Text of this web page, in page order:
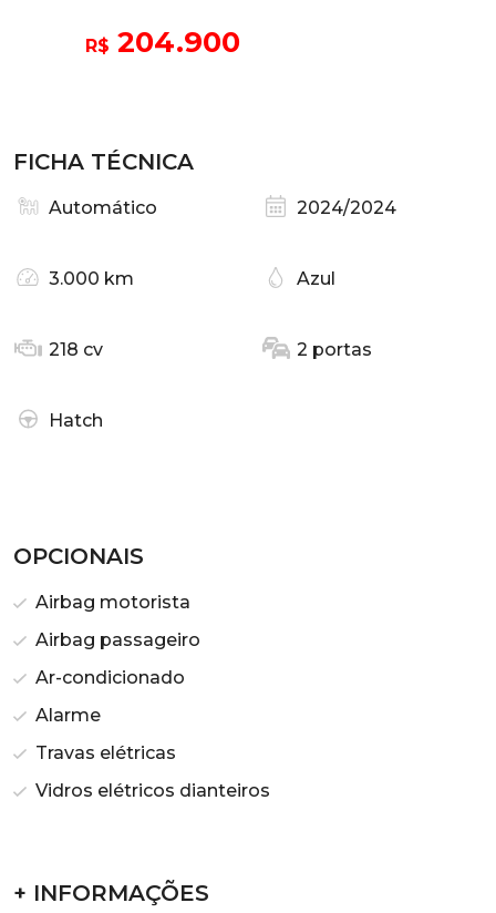
R$ 204.900
FICHA TÉCNICA
Automático 2024/2024
3.000 km Azul
218 cv 2 portas
Hatch
OPCIONAIS
Airbag motorista
Airbag passageiro
Ar-condicionado
Alarme
Travas elétricas
Vidros elétricos dianteiros
+ INFORMAÇÕES